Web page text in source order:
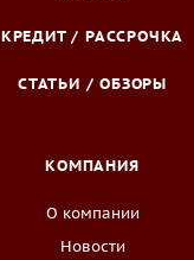
КРЕДИТ / РАССРОЧКА
СТАТЬИ / ОБЗОРЫ
КОМПАНИЯ
О компании
Новости